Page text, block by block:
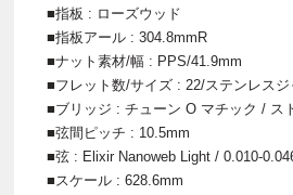
■指板 : ローズウッド
■指板アール : 304.8mmR
■ナット素材/幅 : PPS/41.9mm
■フレット数/サイズ : 22/ステンレスジ
■ブリッジ : チューン O マチック / ス
■弦間ピッチ : 10.5mm
■弦 : Elixir Nanoweb Light / 0.010-
■スケール : 628.6mm